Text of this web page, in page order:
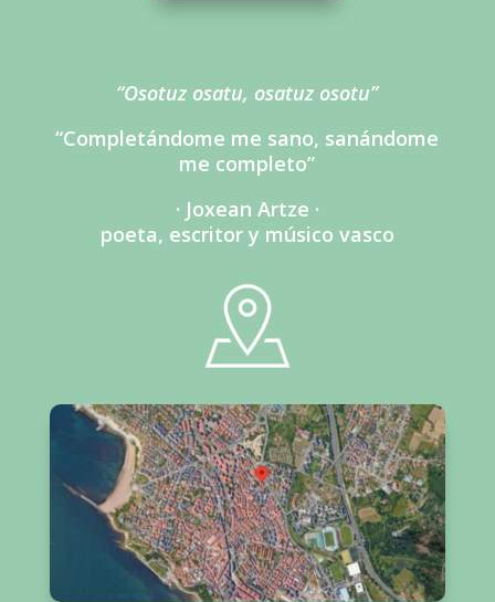
“Osotuz osatu, osatuz osotu”
“Completándome me sano, sanándome
me completo”
· Joxean Artze ·
poeta, escritor y músico vasco